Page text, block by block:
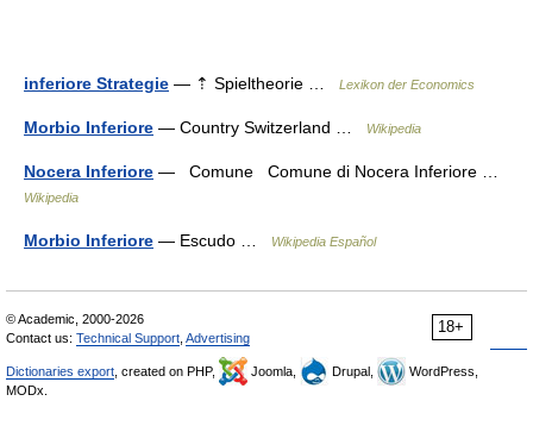
inferiore Strategie — ⇡ Spieltheorie … Lexikon der Economics
Morbio Inferiore — Country Switzerland … Wikipedia
Nocera Inferiore — Comune Comune di Nocera Inferiore …
Wikipedia
Morbio Inferiore — Escudo … Wikipedia Español
18+
© Academic, 2000-2026
Contact us: Technical Support Advertising
Dictionaries export , created on PHP, Joomla, Drupal,
WordPress,
MODx.